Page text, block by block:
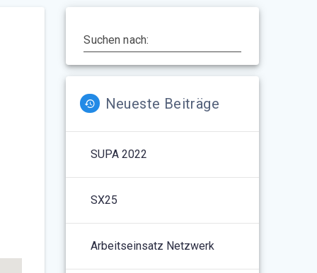
Outlook Live
Suchen nach:
Neueste Beiträge
SUPA 2022
SX25
Arbeitseinsatz Netzwerk